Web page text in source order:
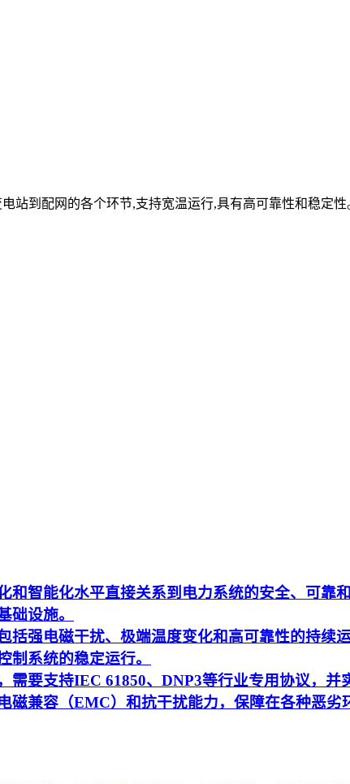
站到配网的各个环节,支持宽温运行,具有高可靠性和稳定
和智能化水平直接关系到电力系统的安全、可靠
础设施。
括强电磁干扰、极端温度变化和高可靠性的持续
制系统的稳定运行。
要支持IEC 61850、DNP3等行业专用协议，并
磁兼容（EMC）和抗干扰能力，保障在各种恶劣